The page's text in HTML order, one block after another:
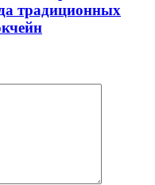
традиционных